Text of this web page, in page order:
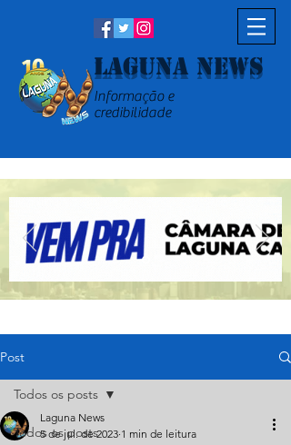
Laguna News
Informação e
credibilidade
Post
Todos os posts
Todos os posts
Laguna News
5 de jul. de 2023 1 min de leitura